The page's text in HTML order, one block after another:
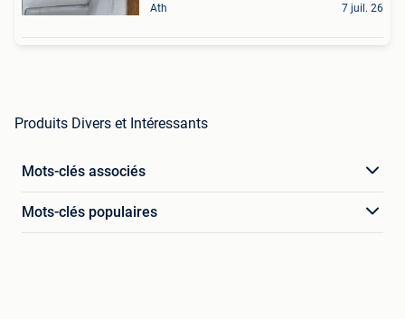
Ath 7 juil. 26
Produits Divers et Intéressants
Mots-clés associés
Mots-clés populaires